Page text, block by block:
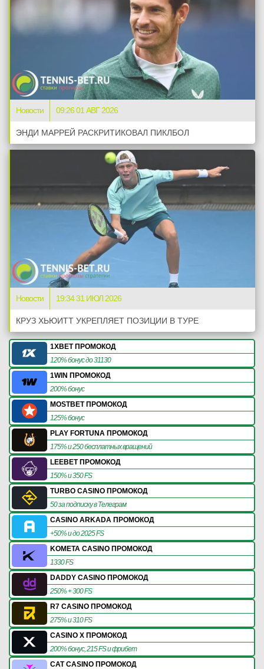
Новости 09:26 01 АВГ 2026
ЭНДИ МАРРЕЙ РАСКРИТИКОВАЛ ПИКЛБОЛ
Новости 19:34 31 ИЮЛ 2026
КРУЗ ХЬЮИТТ УКРЕПЛЯЕТ ПОЗИЦИИ В ТУРЕ
1XBET ПРОМОКОД
120% бонус до 31130
1WIN ПРОМОКОД
200% бонус
MOSTBET ПРОМОКОД
125% бонус
PLAY FORTUNA ПРОМОКОД
175% и 250 бесплатных вращений
LEEBET ПРОМОКОД
150% и 350 FS
TURBO CASINO ПРОМОКОД
50 за подписку в Телеграм
CASINO ARKADA ПРОМОКОД
+50% и до 2025 FS
KOMETA CASINO ПРОМОКОД
1330 FS
DADDY CASINO ПРОМОКОД
250% + 300 FS
R7 CASINO ПРОМОКОД
275% и 310 FS
CASINO X ПРОМОКОД
200% бонус, 215 FS и фрибет
CAT CASINO ПРОМОКОД